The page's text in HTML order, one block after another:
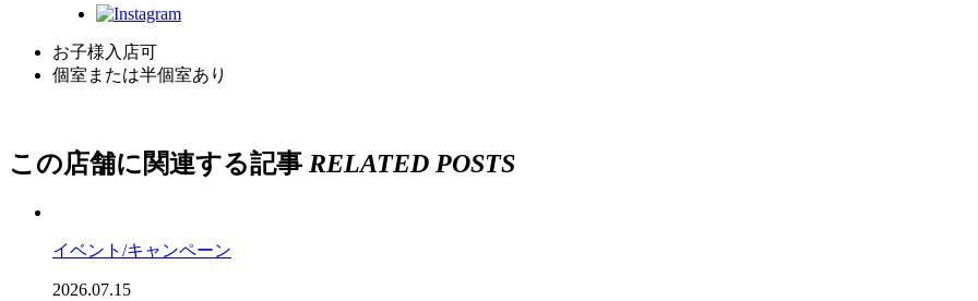
お子様入店可
個室または半個室あり
この店舗に関連する記事 RELATED POSTS
イベント/キャンペーン
2026.07.15